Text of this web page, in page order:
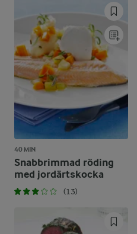
40 MIN
Snabbrimmad röding
med jordärtskocka
(13)